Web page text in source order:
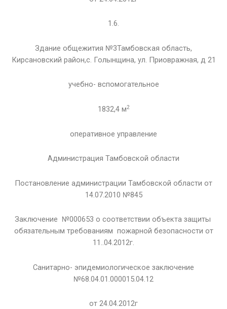
1.6.
Здание общежития №3Тамбовская область,
Кирсановский район,с. Голынщина, ул. Приовражная, д 21
учебно- вспомогательное
1832,4 м2
оперативное управление
Администрация Тамбовской области
Постановление администрации Тамбовской области от
14.07.2010 №845
Заключение №000653 о соответствии объекта защиты
обязательным требованиям пожарной безопасности от
11..04.2012г.
Санитарно- эпидемиологическое заключение
№68.04.01.000015.04.12
от 24.04.2012г